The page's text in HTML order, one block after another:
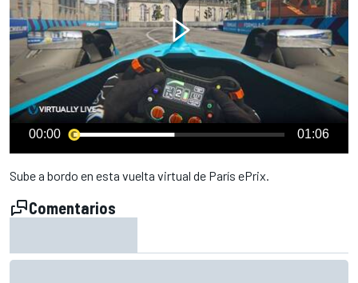
00:00 01:06
Sube a bordo en esta vuelta virtual de París ePrix.
Comentarios